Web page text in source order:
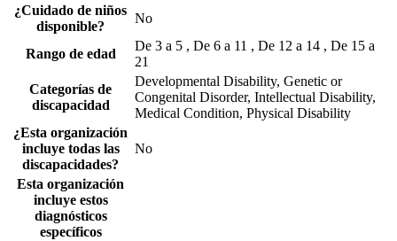
¿Cuidado de niños
disponible?
No
Rango de edad
De 3 a 5 , De 6 a 11 , De 12 a 14 , De 15 a
21
Categorías de
discapacidad
Developmental Disability, Genetic or
Congenital Disorder, Intellectual Disability,
Medical Condition, Physical Disability
¿Esta organización
incluye todas las
discapacidades?
No
Esta organización
incluye estos
diagnósticos
específicos